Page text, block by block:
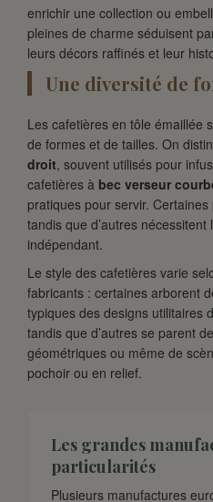
enrichir une collection ou
pleines de charme séduisent
leurs décors raffinés et leur
Une diversité de
Les cafetières en tôle émaillée
de formes et de tailles. On
droit, souvent utilisés pour
cafetières à bec verseur
pratiques pour servir.
tandis que d’autres nécessitent
indépendant.
Le style des cafetières varie
fabricants : certaines arborent
typiques des designs utilitaires
tandis que d’autres se parent
géométriques ou même de
pochoir ou en relief.
Les grandes
particularités
Plusieurs manufactures